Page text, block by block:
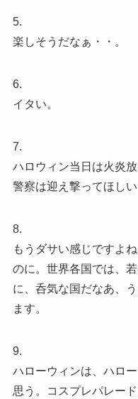
5.
楽しそうだなぁ・・。
6.
イタい。
7.
ハロウィン当日は火炎
警察は迎え撃ってほしい
8.
もうダサい感じですよ
のに。世界各国では、
に、呑気な国だなあ、
ます。
9.
ハローウィンは、ハロ
思う。コスプレパレー